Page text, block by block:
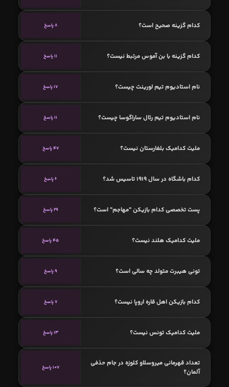
کدام گزینه صحیح است؟ 8 پاسخ
کدام گزینه با بن آموس مرتبط نیست؟ 11 پاسخ
نام استادیوم تیم لورینت چیست؟ 17 پاسخ
نام استادیوم تیم رئال ساراگوسا چیست؟ 11 پاسخ
ملیت کدامیک بلغارستان نیست؟ 47 پاسخ
کدام باشگاه در سال 1919 تاسیس شد؟ 6 پاسخ
پست تخصصی کدام بازیکن "مهاجم" است؟ 29 پاسخ
ملیت کدامیک هلند نیست؟ 45 پاسخ
تونی هیبرت متولد چه سالی است؟ 9 پاسخ
کدام بازیکن اهل قاره اروپا نیست؟ 7 پاسخ
ملیت کدامیک تونس نیست؟ 13 پاسخ
تعداد قهرمانی میروسلاو کلوزه در جام حذفی
آلمان؟
107 پاسخ